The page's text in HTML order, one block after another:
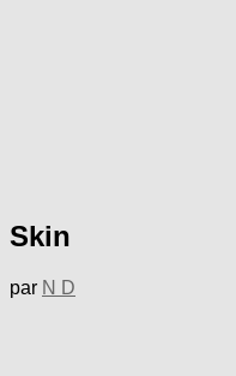
Skin
par N D